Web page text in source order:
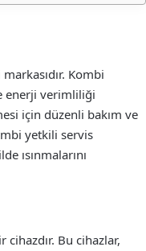
Kombi
enerji verimliliği
için düzenli bakım ve
yetkili servis
ısınmalarını
Bu cihazlar,